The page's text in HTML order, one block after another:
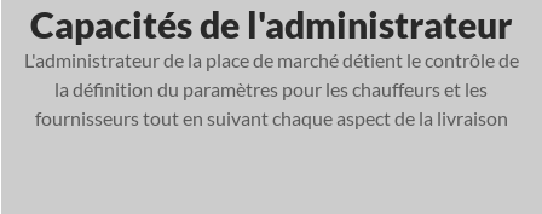
Capacitésde l'administrateur
L'administrateur de la place de marché détient le contrôle de
la définition du paramètres pour les chauffeurs et les
fournisseurs tout en suivant chaqueaspect de la livraison